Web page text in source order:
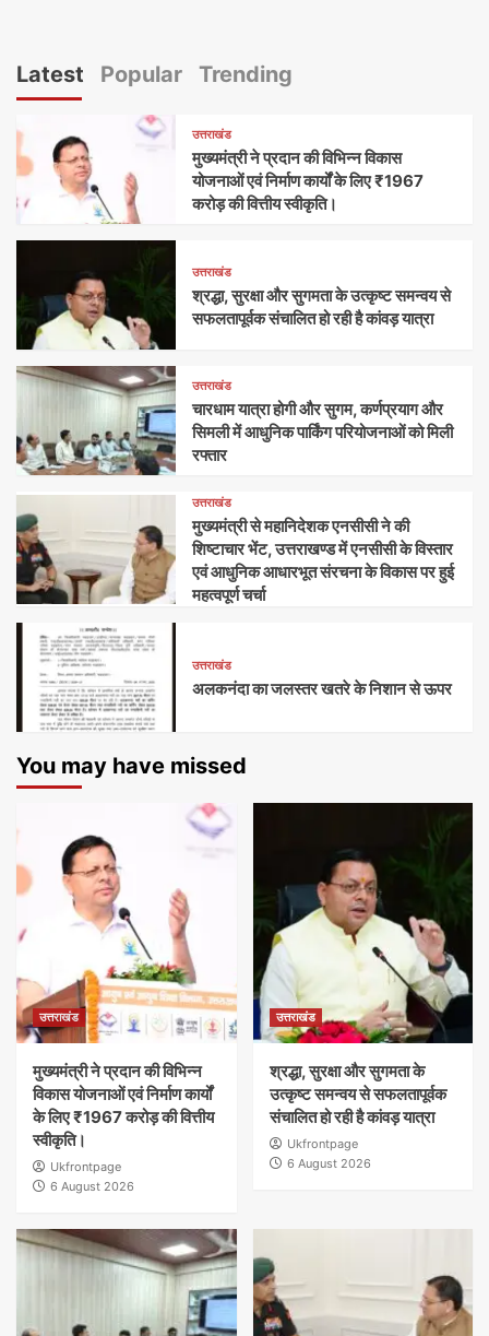
Latest Popular Trending
उत्तराखंड
मुख्यमंत्री ने प्रदान की विभिन्न विकास
योजनाओं एवं निर्माण कार्यों के लिए ₹1967
करोड़ की वित्तीय स्वीकृति।
उत्तराखंड
श्रद्धा, सुरक्षा और सुगमता के उत्कृष्ट समन्वय से
सफलतापूर्वक संचालित हो रही है कांवड़ यात्रा
उत्तराखंड
चारधाम यात्रा होगी और सुगम, कर्णप्रयाग और
सिमली में आधुनिक पार्किंग परियोजनाओं को मिली
रफ्तार
उत्तराखंड
मुख्यमंत्री से महानिदेशक एनसीसी ने की
शिष्टाचार भेंट, उत्तराखण्ड में एनसीसी के विस्तार
एवं आधुनिक आधारभूत संरचना के विकास पर हुई
महत्वपूर्ण चर्चा
उत्तराखंड
अलकनंदा का जलस्तर खतरे के निशान से ऊपर
You may have missed
उत्तराखंड
मुख्यमंत्री ने प्रदान की विभिन्न
विकास योजनाओं एवं निर्माण कार्यों
के लिए ₹1967 करोड़ की वित्तीय
स्वीकृति।
Ukfrontpage
6 August 2026
उत्तराखंड
श्रद्धा, सुरक्षा और सुगमता के
उत्कृष्ट समन्वय से सफलतापूर्वक
संचालित हो रही है कांवड़ यात्रा
Ukfrontpage
6 August 2026